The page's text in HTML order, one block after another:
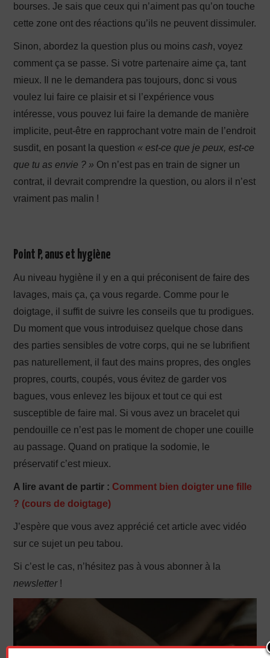
bourses. Je sais que ceux qui n’aiment pas qu’on touche
cette zone ont des réactions qu’ils ne peuvent dissimuler.
Sinon, abordez la question plus ou moinscash, voyez
comment ça se passe. Si votre partenaire aime ça, tant
mieux. Il ne le demandera pas toujours, donc si vous
voulez lui faire ce plaisir et si l’expérience vous
intéresse, vous pouvez lui faire la demande de manière
implicite, peut-être en rapprochant votre main de l’endroit
susdit, en posant la question « est-ce que je peux, est-ce
que tu as envie ? » On n’est pas en train de signer un
contrat, il devrait comprendre la question, ou alors il n’est
vraiment pas malin !
Point P, anus et hygiène
Au niveau hygiène il y en a qui préconisent de faire des
lavages, mais ça, ça vous regarde. Comme pour le
doigtage, il suffit de suivre les conseils que tu prodigues.
Du moment que vous introduisez quelque chose dans
des parties sensibles de votre corps, qui ne se lubrifient
pas naturellement, il faut des mains propres, des ongles
propres, courts, coupés, vous évitez de garder vos
bagues, vous enlevez les bijoux et tout ce qui est
susceptible de faire mal. Si vous avez un bracelet qui
pendouille ce n’est pas le moment de choper une couille
au passage. Quand on pratique la sodomie, le
préservatif c’est mieux.
A lire avant de partir : Comment bien doigter une fille
? (cours de doigtage)
J’espère que vous avez apprécié cet article avec vidéo
sur ce sujet un peu tabou.
Si c’est le cas, n’hésitez pas à vous abonner à la
newsletter!